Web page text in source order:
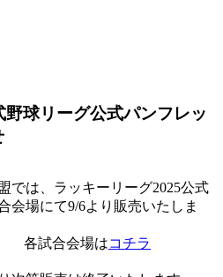
野球リーグ公式パンフレッ
では、ラッキーリーグ2025公式
会場にて9/6より販売いたしま
) 各試合会場はコチラ